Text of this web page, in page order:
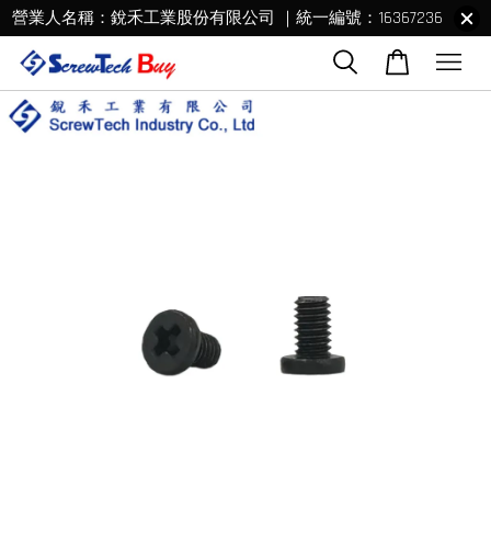
營業人名稱：銳禾工業股份有限公司 ｜統一編號：16367236